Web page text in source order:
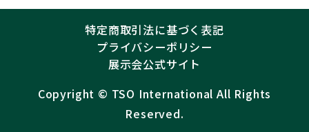
特定商取引法に基づく表記
プライバシーポリシー
展示会公式サイト
Copyright ©︎ TSO International All Rights
Reserved.